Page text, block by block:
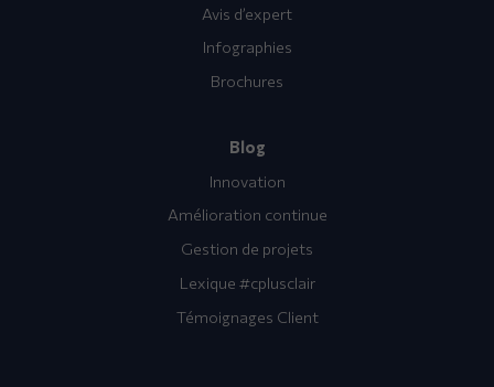
Avis d’expert
Infographies
Brochures
Blog
Innovation
Amélioration continue
Gestion de projets
Lexique #cplusclair
Témoignages Client